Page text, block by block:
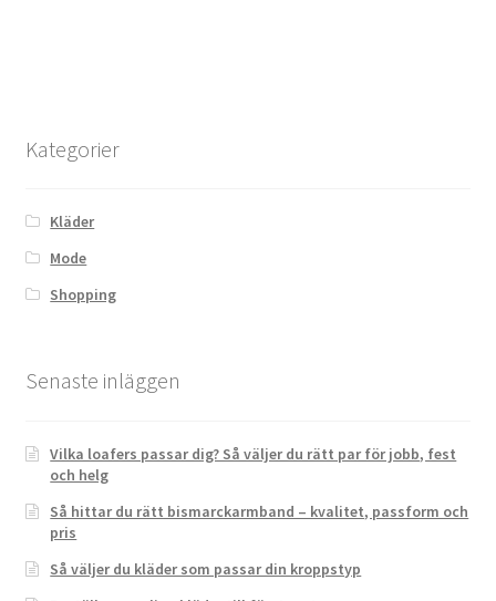
Kategorier
Kläder
Mode
Shopping
Senaste inläggen
Vilka loafers passar dig? Så väljer du rätt par för jobb, fest
och helg
Så hittar du rätt bismarckarmband – kvalitet, passform och
pris
Så väljer du kläder som passar din kroppstyp